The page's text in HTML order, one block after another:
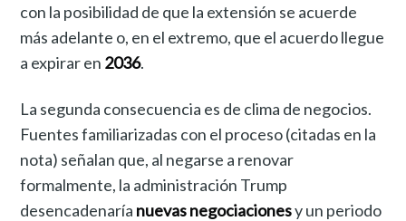
con la posibilidad de que la extensión se acuerde
más adelante o, en el extremo, que el acuerdo llegue
a expirar en 2036.
La segunda consecuencia es de clima de negocios.
Fuentes familiarizadas con el proceso (citadas en la
nota) señalan que, al negarse a renovar
formalmente, la administración Trump
desencadenaría nuevas negociacionesy un periodo